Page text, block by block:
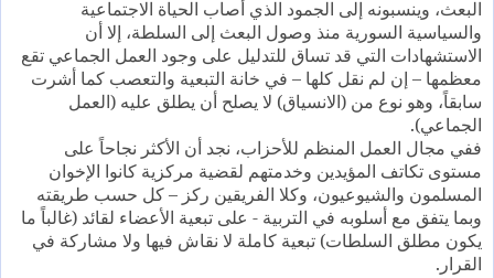
البعث، وينسبونه إلى الجمود الذي أصاب الحياة الاجتماعية
والسياسية السورية منذ وصول البعث إلى السلطة، إلا أن
الاستشهادات التي قد تساق للتدليل على وجود العمل الجماعي تقع
معظمها – إن لم نقل كلها – في خانة التبعية والتعصب كما أشرت
سابقاً، وهو نوع من (الانسياق) لا يصلح أن يطلق عليه (العمل
الجماعي).
ففي مجال العمل المنظم للأحزاب، نجد أن الأكثر نجاحاً على
مستوى تكاتف المؤيدين وخدمتهم لقضية مركزية كانوا الإخوان
المسلمون والشيوعيون، وكلا الفريقين ركز – كل حسب طريقته
وبما يتفق مع أسلوبه في التربية - على تبعية الأعضاء لقائد (غالباً ما
يكون مطلق السلطات) تبعية كاملة لا نقاش فيها ولا مشاركة في
القرار.